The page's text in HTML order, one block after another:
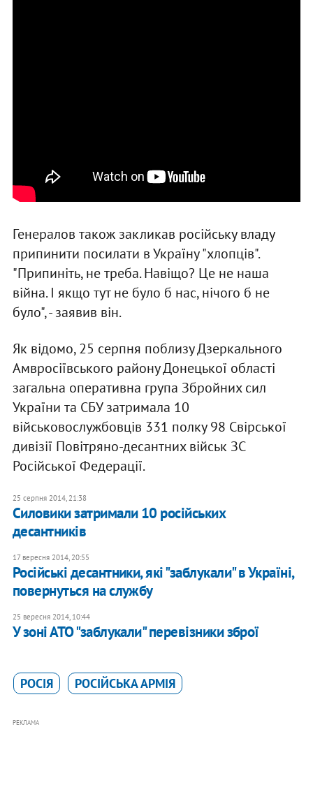
Генералов також закликав російську владу
припинити посилати в Україну "хлопців".
"Припиніть, не треба. Навіщо? Це не наша
війна. І якщо тут не було б нас, нічого б не
було", - заявив він.
Як відомо, 25 серпня поблизу Дзеркального
Амвросіївського району Донецької області
загальна оперативна група Збройних сил
України та СБУ затримала 10
військовослужбовців 331 полку 98 Свірської
дивізії Повітряно-десантних військ ЗС
Російської Федерації.
25 серпня 2014, 21:38
Силовики затримали 10 російських
десантників
17 вересня 2014, 20:55
Російські десантники, які "заблукали" в Україні,
повернуться на службу
25 вересня 2014, 10:44
У зоні АТО "заблукали" перевізники зброї
РОСІЯ РОСІЙСЬКА АРМІЯ
РЕКЛАМА